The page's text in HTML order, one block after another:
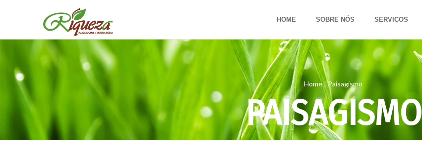
HOME SOBRE NÓS SERVIÇOS
Home| Paisagismo
PAISAGISMO